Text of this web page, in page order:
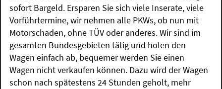
sofort Bargeld. Ersparen Sie sich viele Inserate, viele
Vorführtermine, wir nehmen alle PKWs, ob nun mit
Motorschaden, ohne TÜV oder anderes. Wir sind im
gesamten Bundesgebieten tätig und holen den
Wagen einfach ab, bequemer werden Sie einen
Wagen nicht verkaufen können. Dazu wird der Wagen
schon nach spätestens 24 Stunden geholt, mehr